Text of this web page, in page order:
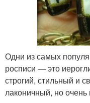
Одни из самых
росписи — это
строгий, стильный и
лаконичный, но